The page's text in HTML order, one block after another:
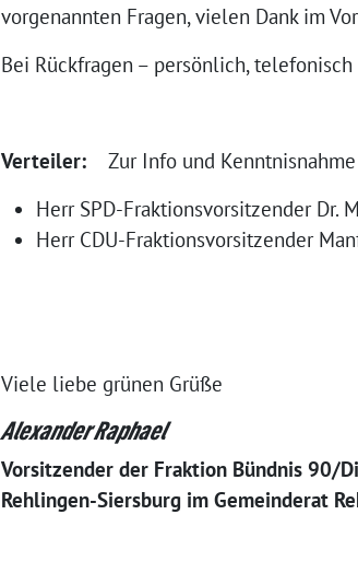
vorgenannten Fragen, vielen Dank im
Bei Rückfragen – persönlich,
Verteiler:
Zur Info und
Herr SPD-Fraktionsvorsitzender Dr.
Herr CDU-Fraktionsvorsitzender
Viele liebe grünen Grüße
Alexander Raphael
Vorsitzender der Fraktion Bündnis 90/
Rehlingen-Siersburg im Gemeinderat